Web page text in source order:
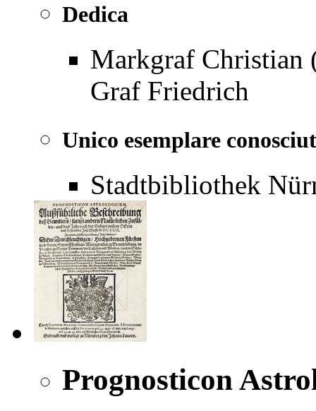
Dedica
Markgraf Christian
Graf Friedrich
Unico esemplare
Stadtbibliothek
Prognosticon